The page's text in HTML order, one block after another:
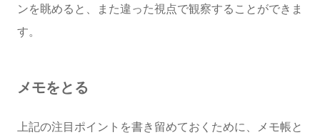
ンを眺めると、また違った視点で観察することができま
す。
メモをとる
上記の注目ポイントを書き留めておくために、メモ帳と